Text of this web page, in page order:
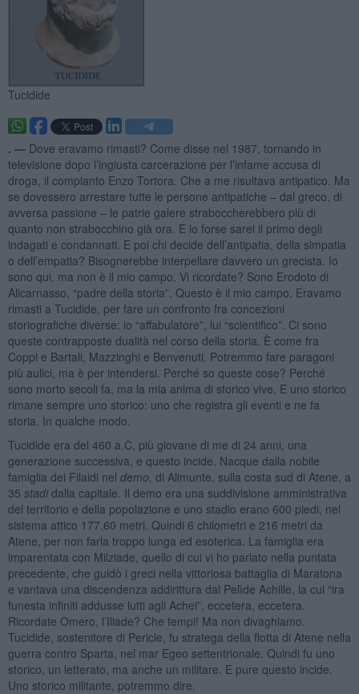
Tucidide
. — Dove eravamo rimasti? Come disse nel 1987, tornando in
televisione dopo l’ingiusta carcerazione per l’infame accusa di
droga, il compianto Enzo Tortora. Che a me risultava antipatico. Ma
se dovessero arrestare tutte le persone antipatiche – dal greco, di
avversa passione – le patrie galere straboccherebbero più di
quanto non strabocchino già ora. E io forse sarei il primo degli
indagati e condannati. E poi chi decide dell’antipatia, della simpatia
o dell’empatia? Bisognerebbe interpellare davvero un grecista. Io
sono qui, ma non è il mio campo. Vi ricordate? Sono Erodoto di
Alicarnasso, “padre della storia”. Questo è il mio campo. Eravamo
rimasti a Tucidide, per fare un confronto fra concezioni
storiografiche diverse: io “affabulatore”, lui “scientifico”. Ci sono
queste contrapposte dualità nel corso della storia. È come fra
Coppi e Bartali, Mazzinghi e Benvenuti. Potremmo fare paragoni
più aulici, ma è per intendersi. Perché so queste cose? Perché
sono morto secoli fa, ma la mia anima di storico vive. E uno storico
rimane sempre uno storico: uno che registra gli eventi e ne fa
storia. In qualche modo.
Tucidide era del 460 a.C, più giovane di me di 24 anni, una
generazione successiva, e questo incide. Nacque dalla nobile
famiglia dei Filaidi nel demo, di Alimunte, sulla costa sud di Atene, a
35 stadidalla capitale. Il demo era una suddivisione amministrativa
del territorio e della popolazione e uno stadio erano 600 piedi, nel
sistema attico 177,60 metri. Quindi 6 chilometri e 216 metri da
Atene, per non farla troppo lunga ed esoterica. La famiglia era
imparentata con Milziade, quello di cui vi ho parlato nella puntata
precedente, che guidò i greci nella vittoriosa battaglia di Maratona
e vantava una discendenza addirittura dal Pelìde Achille, la cui “ira
funesta infiniti addusse lutti agli Achei”, eccetera, eccetera.
Ricordate Omero, l’Iliade? Che tempi! Ma non divaghiamo.
Tucidide, sostenitore di Pericle, fu stratega della flotta di Atene nella
guerra contro Sparta, nel mar Egeo settentrionale. Quindi fu uno
storico, un letterato, ma anche un militare. E pure questo incide.
Uno storico militante, potremmo dire.